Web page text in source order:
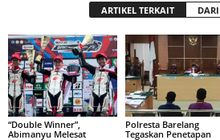
ARTIKEL TERKAIT
“Double Winner”,
Abimanyu Melesat
Polresta Barelang
Tegaskan Penetapan